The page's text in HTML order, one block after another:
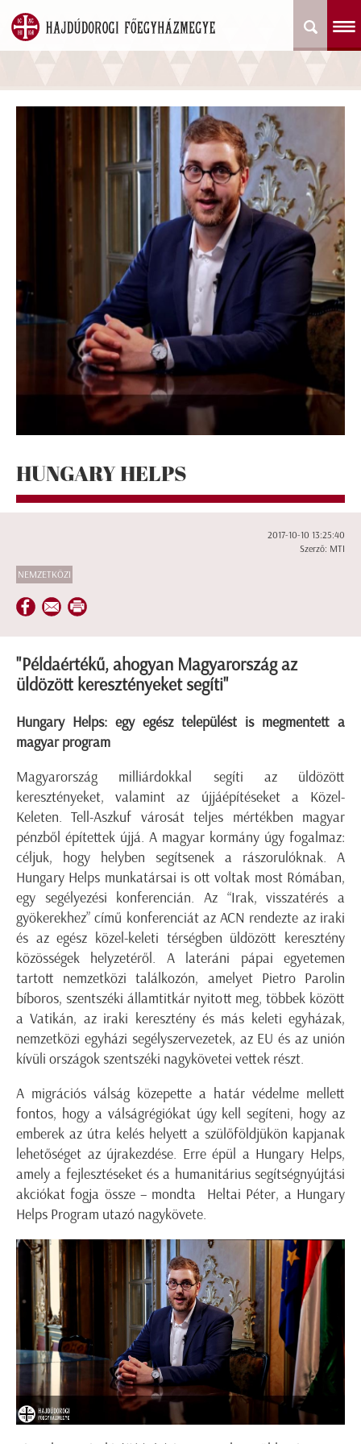
HUNGARY HELPS
2017-10-10 13:25:40
Szerző: MTI
NEMZETKÖZI
"Példaértékű, ahogyan Magyarország az
üldözött keresztényeket segíti"
Hungary Helps: egy egész települést is megmentett a
magyar program
Magyarország milliárdokkal segíti az üldözött
keresztényeket, valamint az újjáépítéseket a Közel-
Keleten. Tell-Aszkuf városát teljes mértékben magyar
pénzből építettek újjá. A magyar kormány úgy fogalmaz:
céljuk, hogy helyben segítsenek a rászorulóknak. A
Hungary Helps munkatársai is ott voltak most Rómában,
egy segélyezési konferencián. Az “Irak, visszatérés a
gyökerekhez” című konferenciát az ACN rendezte az iraki
és az egész közel-keleti térségben üldözött keresztény
közösségek helyzetéről. A lateráni pápai egyetemen
tartott nemzetközi találkozón, amelyet Pietro Parolin
bíboros, szentszéki államtitkár nyitott meg, többek között
a Vatikán, az iraki keresztény és más keleti egyházak,
nemzetközi egyházi segélyszervezetek, az EU és az unión
kívüli országok szentszéki nagykövetei vettek részt.
A migrációs válság közepette a határ védelme mellett
fontos, hogy a válságrégiókat úgy kell segíteni, hogy az
emberek az útra kelés helyett a szülőföldjükön kapjanak
lehetőséget az újrakezdése. Erre épül a Hungary Helps,
amely a fejlesztéseket és a humanitárius segítségnyújtási
akciókat fogja össze – mondta Heltai Péter, a Hungary
Helps Program utazó nagykövete.